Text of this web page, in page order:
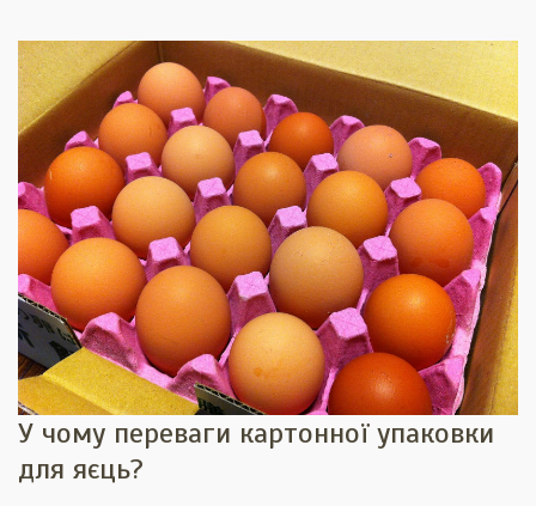
У чому переваги картонної упаковки
для яєць?